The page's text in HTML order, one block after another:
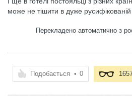
може не тішити в дуже русифікованій
Перекладено автоматично з
Подобається • 0